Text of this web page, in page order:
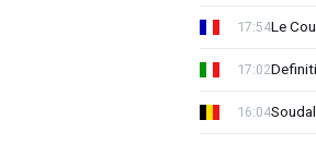
Le
17:54
17:02
16:04